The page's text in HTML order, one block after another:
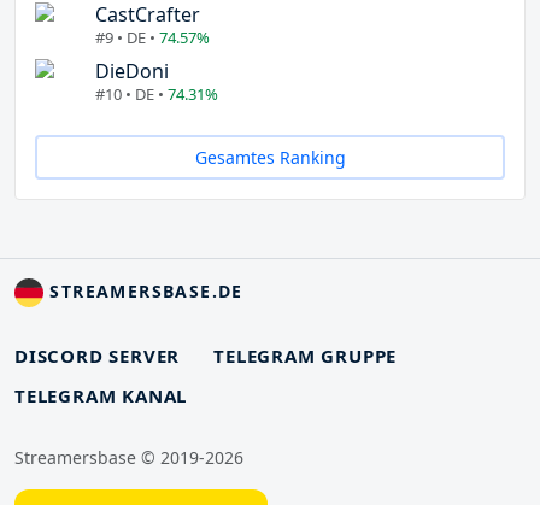
CastCrafter
#9 • DE • 74.57%
DieDoni
#10 • DE • 74.31%
Gesamtes Ranking
STREAMERSBASE.DE
DISCORD SERVER
TELEGRAM GRUPPE
TELEGRAM KANAL
Streamersbase © 2019-2026